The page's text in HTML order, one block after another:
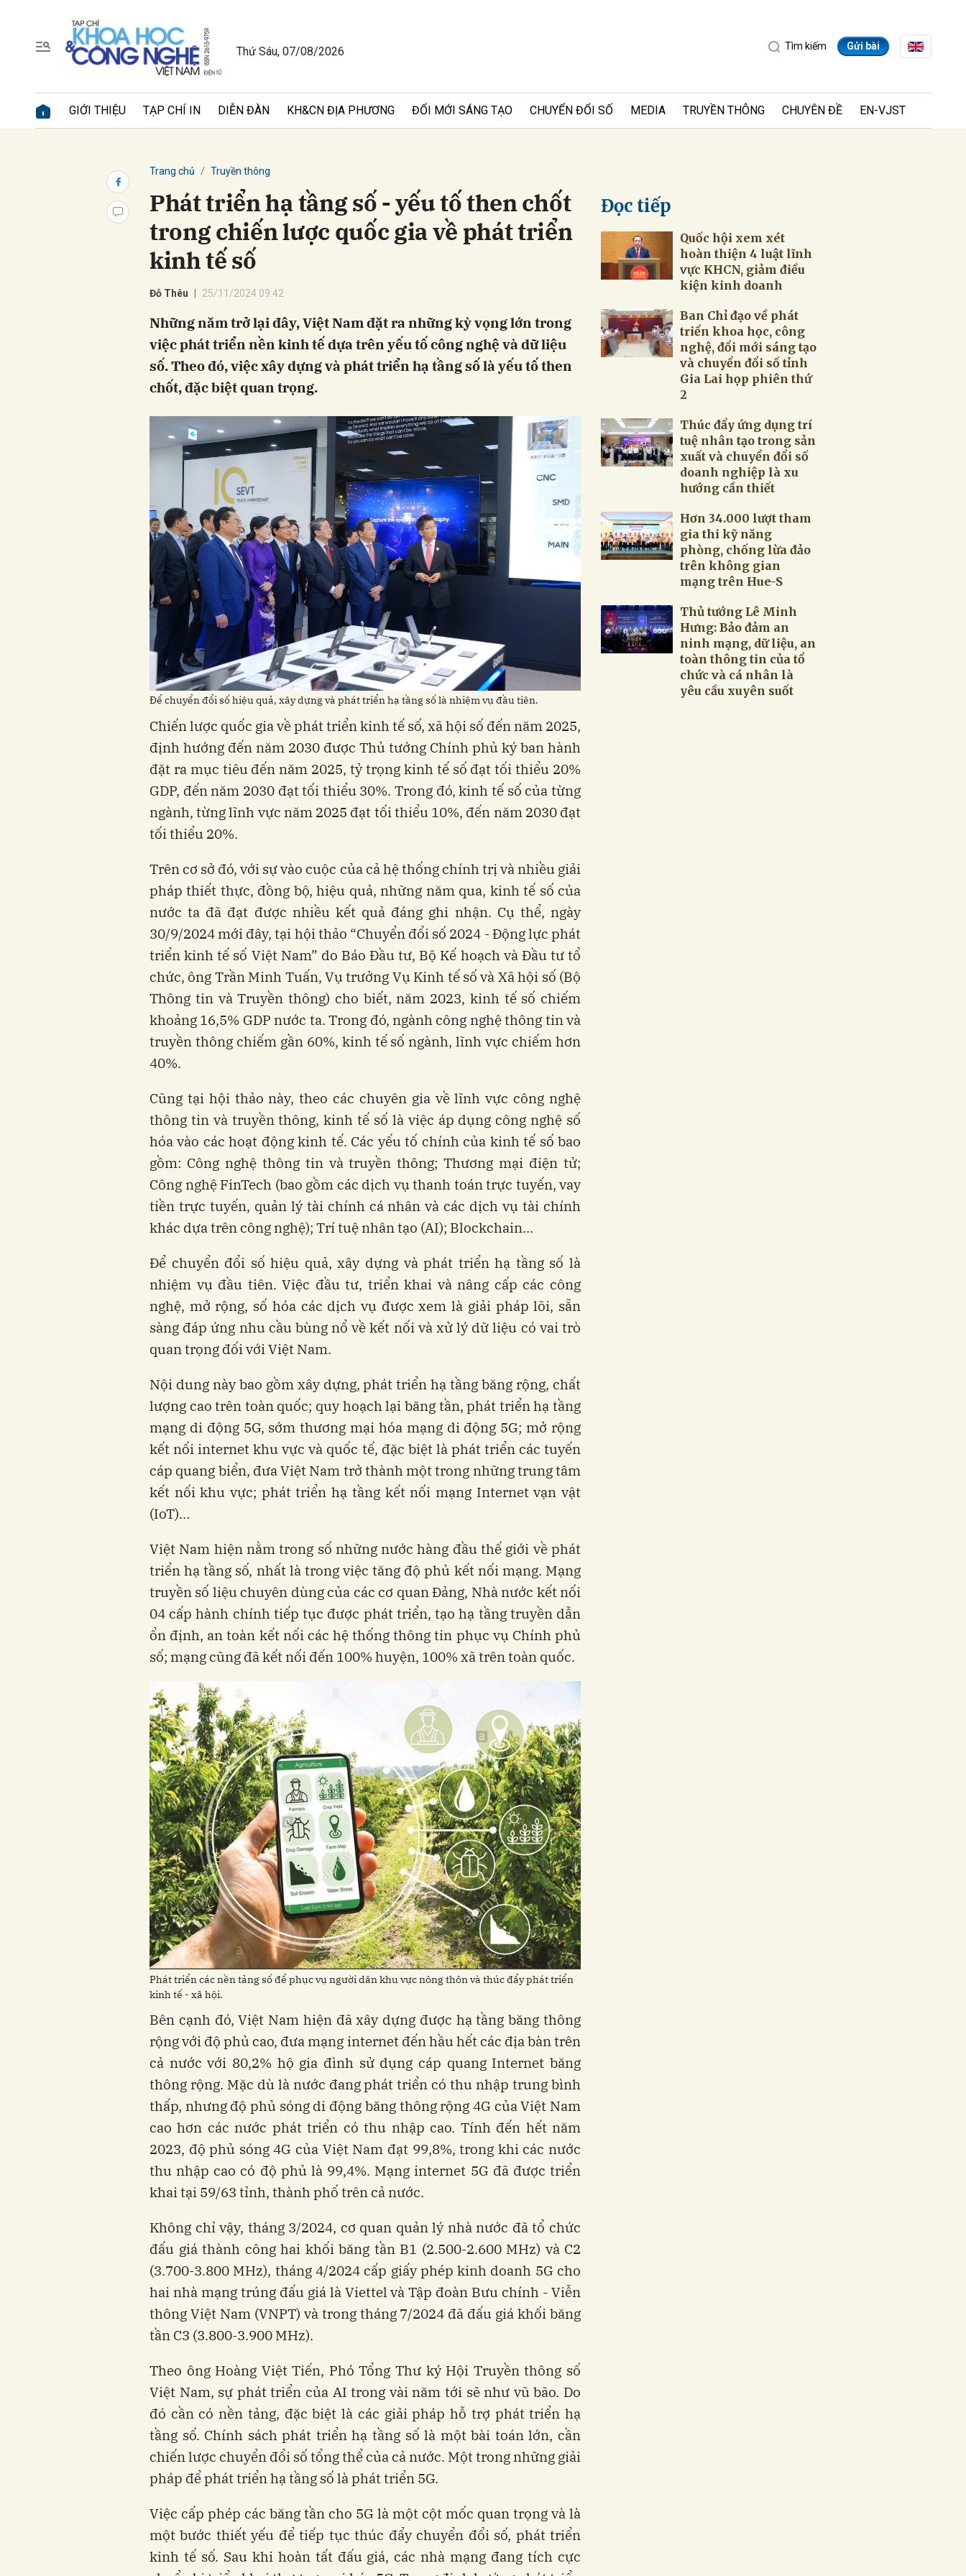
Thứ Sáu, 07/08/2026 Tìm kiếm Gửi bài
GIỚI THIỆU TẠP CHÍ IN DIỄN ĐÀN KH&CN ĐỊA PHƯƠNG ĐỔI MỚI SÁNG TẠO CHUYỂN ĐỔI SỐ MEDIA TRUYỀN THÔNG CHUYÊN ĐỀ EN-VJST
Trang chủ Truyền thông
Phát triển hạ tầng số - yếu tố then chốt
trong chiến lược quốc gia về phát triển
kinh tế số
Đỗ Thêu 25/11/2024 09:42
Những năm trở lại đây, Việt Nam đặt ra những kỳ vọng lớn trong
việc phát triển nền kinh tế dựa trên yếu tố công nghệ và dữ liệu
số. Theo đó, việc xây dựng và phát triển hạ tầng số là yếu tố then
chốt, đặc biệt quan trọng.
Để chuyển đổi số hiệu quả, xây dựng và phát triển hạ tầng số là nhiệm vụ đầu tiên.
Chiến lược quốc gia về phát triển kinh tế số, xã hội số đến năm 2025,
định hướng đến năm 2030 được Thủ tướng Chính phủ ký ban hành
đặt ra mục tiêu đến năm 2025, tỷ trọng kinh tế số đạt tối thiểu 20%
GDP, đến năm 2030 đạt tối thiểu 30%. Trong đó, kinh tế số của từng
ngành, từng lĩnh vực năm 2025 đạt tối thiểu 10%, đến năm 2030 đạt
tối thiểu 20%.
Trên cơ sở đó, với sự vào cuộc của cả hệ thống chính trị và nhiều giải
pháp thiết thực, đồng bộ, hiệu quả, những năm qua, kinh tế số của
nước ta đã đạt được nhiều kết quả đáng ghi nhận. Cụ thể, ngày
30/9/2024 mới đây, tại hội thảo “Chuyển đổi số 2024 - Động lực phát
triển kinh tế số Việt Nam” do Báo Đầu tư, Bộ Kế hoạch và Đầu tư tổ
chức, ông Trần Minh Tuấn, Vụ trưởng Vụ Kinh tế số và Xã hội số (Bộ
Thông tin và Truyền thông) cho biết, năm 2023, kinh tế số chiếm
khoảng 16,5% GDP nước ta. Trong đó, ngành công nghệ thông tin và
truyền thông chiếm gần 60%, kinh tế số ngành, lĩnh vực chiếm hơn
40%.
Cũng tại hội thảo này, theo các chuyên gia về lĩnh vực công nghệ
thông tin và truyền thông, kinh tế số là việc áp dụng công nghệ số
hóa vào các hoạt động kinh tế. Các yếu tố chính của kinh tế số bao
gồm: Công nghệ thông tin và truyền thông; Thương mại điện tử;
Công nghệ FinTech (bao gồm các dịch vụ thanh toán trực tuyến, vay
tiền trực tuyến, quản lý tài chính cá nhân và các dịch vụ tài chính
khác dựa trên công nghệ); Trí tuệ nhân tạo (AI); Blockchain…
Để chuyển đổi số hiệu quả, xây dựng và phát triển hạ tầng số là
nhiệm vụ đầu tiên. Việc đầu tư, triển khai và nâng cấp các công
nghệ, mở rộng, số hóa các dịch vụ được xem là giải pháp lõi, sẵn
sàng đáp ứng nhu cầu bùng nổ về kết nối và xử lý dữ liệu có vai trò
quan trọng đối với Việt Nam.
Nội dung này bao gồm xây dựng, phát triển hạ tầng băng rộng, chất
lượng cao trên toàn quốc; quy hoạch lại băng tần, phát triển hạ tầng
mạng di động 5G, sớm thương mại hóa mạng di động 5G; mở rộng
kết nối internet khu vực và quốc tế, đặc biệt là phát triển các tuyến
cáp quang biển, đưa Việt Nam trở thành một trong những trung tâm
kết nối khu vực; phát triển hạ tầng kết nối mạng Internet vạn vật
(IoT)…
Việt Nam hiện nằm trong số những nước hàng đầu thế giới về phát
triển hạ tầng số, nhất là trong việc tăng độ phủ kết nối mạng. Mạng
truyền số liệu chuyên dùng của các cơ quan Đảng, Nhà nước kết nối
04 cấp hành chính tiếp tục được phát triển, tạo hạ tầng truyền dẫn
ổn định, an toàn kết nối các hệ thống thông tin phục vụ Chính phủ
số; mạng cũng đã kết nối đến 100% huyện, 100% xã trên toàn quốc.
Phát triển các nền tảng số để phục vụ người dân khu vực nông thôn và thúc đẩy phát triển
kinh tế - xã hội.
Bên cạnh đó, Việt Nam hiện đã xây dựng được hạ tầng băng thông
rộng với độ phủ cao, đưa mạng internet đến hầu hết các địa bàn trên
cả nước với 80,2% hộ gia đình sử dụng cáp quang Internet băng
thông rộng. Mặc dù là nước đang phát triển có thu nhập trung bình
thấp, nhưng độ phủ sóng di động băng thông rộng 4G của Việt Nam
cao hơn các nước phát triển có thu nhập cao. Tính đến hết năm
2023, độ phủ sóng 4G của Việt Nam đạt 99,8%, trong khi các nước
thu nhập cao có độ phủ là 99,4%. Mạng internet 5G đã được triển
khai tại 59/63 tỉnh, thành phố trên cả nước.
Không chỉ vậy, tháng 3/2024, cơ quan quản lý nhà nước đã tổ chức
đấu giá thành công hai khối băng tần B1 (2.500-2.600 MHz) và C2
(3.700-3.800 MHz), tháng 4/2024 cấp giấy phép kinh doanh 5G cho
hai nhà mạng trúng đấu giá là Viettel và Tập đoàn Bưu chính - Viễn
thông Việt Nam (VNPT) và trong tháng 7/2024 đã đấu giá khối băng
tần C3 (3.800-3.900 MHz).
Theo ông Hoàng Việt Tiến, Phó Tổng Thư ký Hội Truyền thông số
Việt Nam, sự phát triển của AI trong vài năm tới sẽ như vũ bão. Do
đó cần có nền tảng, đặc biệt là các giải pháp hỗ trợ phát triển hạ
tầng số. Chính sách phát triển hạ tầng số là một bài toán lớn, cần
chiến lược chuyển đổi số tổng thể của cả nước. Một trong những giải
pháp để phát triển hạ tầng số là phát triển 5G.
Việc cấp phép các băng tần cho 5G là một cột mốc quan trọng và là
một bước thiết yếu để tiếp tục thúc đẩy chuyển đổi số, phát triển
kinh tế số. Sau khi hoàn tất đấu giá, các nhà mạng đang tích cực
Đọc tiếp
Quốc hội xem xét
hoàn thiện 4 luật lĩnh
vực KHCN, giảm điều
kiện kinh doanh
Ban Chỉ đạo về phát
triển khoa học, công
nghệ, đổi mới sáng tạo
và chuyển đổi số tỉnh
Gia Lai họp phiên thứ
2
Thúc đẩy ứng dụng trí
tuệ nhân tạo trong sản
xuất và chuyển đổi số
doanh nghiệp là xu
hướng cần thiết
Hơn 34.000 lượt tham
gia thi kỹ năng
phòng, chống lừa đảo
trên không gian
mạng trên Hue-S
Thủ tướng Lê Minh
Hưng: Bảo đảm an
ninh mạng, dữ liệu, an
toàn thông tin của tổ
chức và cá nhân là
yêu cầu xuyên suốt
Hủy Gửi